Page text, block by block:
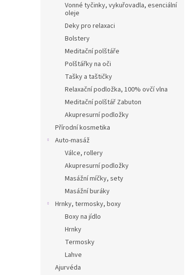
Vonné tyčinky, vykuřovadla, esenciální
oleje
Deky pro relaxaci
Bolstery
Meditační polštáře
Polštářky na oči
Tašky a taštičky
Relaxační podložka, 100% ovčí vlna
Meditační polštář Zabuton
Akupresurní podložky
Přírodní kosmetika
Auto-masáž
Válce, rollery
Akupresurní podložky
Masážní míčky, sety
Masážní buráky
Hrnky, termosky, boxy
Boxy na jídlo
Hrnky
Termosky
Lahve
Ajurvéda